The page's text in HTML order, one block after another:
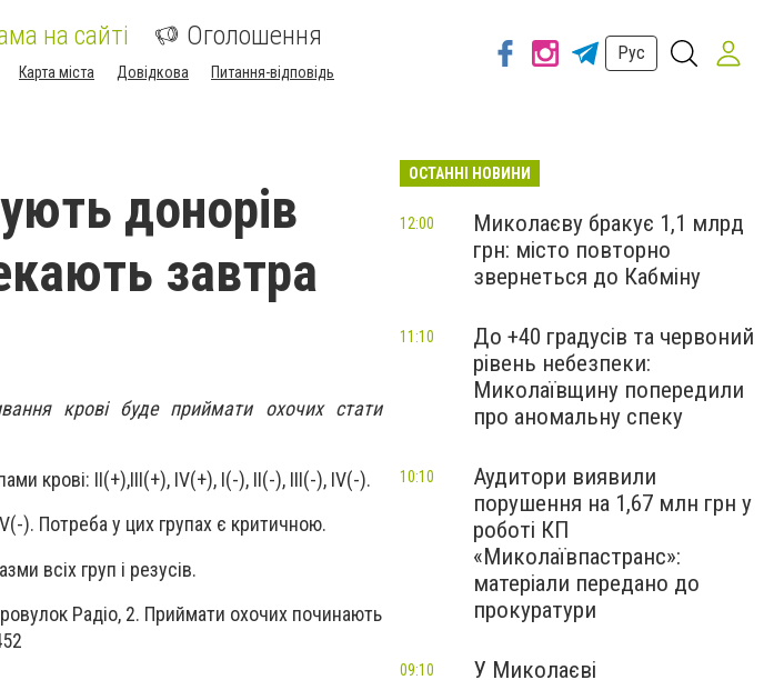
на сайті Оголошення
Карта міста Довідкова Питання-відповідь
Рус
донорів
завтра
крові буде приймати охочих стати
крові: II(+),III(+), IV(+), I(-), II(-), III(-), IV(-).
). Потреба у цих групах є критичною.
всіх груп і резусів.
Радіо, 2. Приймати охочих починають
ОСТАННІ НОВИНИ
Миколаєву бракує 1,1 млрд
грн: місто повторно
звернеться до Кабміну
12:00
До +40 градусів та червоний
рівень небезпеки:
Миколаївщину попередили
про аномальну спеку
11:10
Аудитори виявили
порушення на 1,67 млн грн у
роботі КП
«Миколаївпастранс»:
матеріали передано до
прокуратури
10:10
У Миколаєві
09:10